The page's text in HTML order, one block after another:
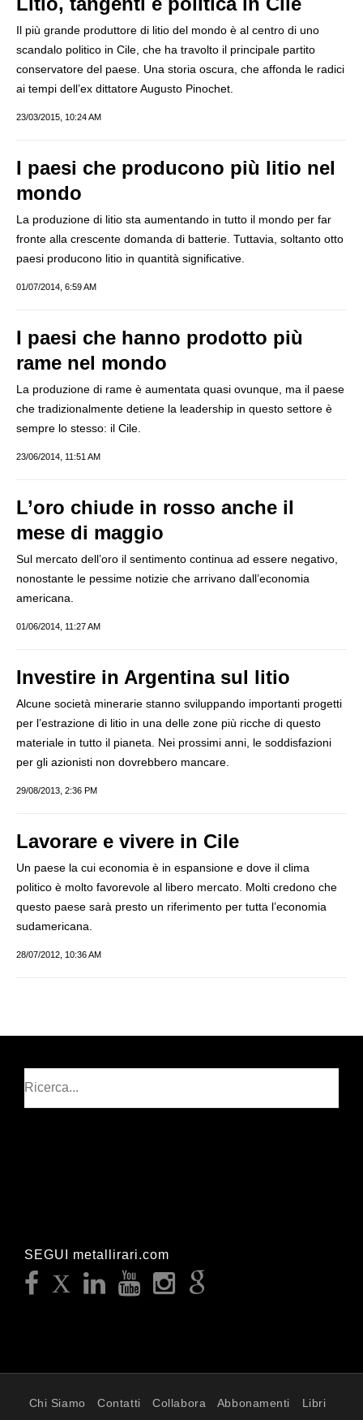
Il più grande produttore di litio del mondo è al centro di uno
scandalo politico in Cile, che ha travolto il principale partito
conservatore del paese. Una storia oscura, che affonda le radici
ai tempi dell’ex dittatore Augusto Pinochet.
23/03/2015, 10:24 AM
I paesi che producono più litio nel
mondo
La produzione di litio sta aumentando in tutto il mondo per far
fronte alla crescente domanda di batterie. Tuttavia, soltanto otto
paesi producono litio in quantità significative.
01/07/2014, 6:59 AM
I paesi che hanno prodotto più
rame nel mondo
La produzione di rame è aumentata quasi ovunque, ma il paese
che tradizionalmente detiene la leadership in questo settore è
sempre lo stesso: il Cile.
23/06/2014, 11:51 AM
L’oro chiude in rosso anche il
mese di maggio
Sul mercato dell’oro il sentimento continua ad essere negativo,
nonostante le pessime notizie che arrivano dall’economia
americana.
01/06/2014, 11:27 AM
Investire in Argentina sul litio
Alcune società minerarie stanno sviluppando importanti progetti
per l’estrazione di litio in una delle zone più ricche di questo
materiale in tutto il pianeta. Nei prossimi anni, le soddisfazioni
per gli azionisti non dovrebbero mancare.
29/08/2013, 2:36 PM
Lavorare e vivere in Cile
Un paese la cui economia è in espansione e dove il clima
politico è molto favorevole al libero mercato. Molti credono che
questo paese sarà presto un riferimento per tutta l’economia
sudamericana.
28/07/2012, 10:36 AM
SEGUI metallirari.com
Chi Siamo Contatti Collabora Abbonamenti Libri